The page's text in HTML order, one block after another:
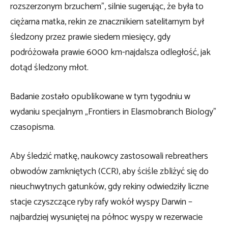
rozszerzonym brzuchem”, silnie sugerując, że była to
ciężarna matka, rekin ze znacznikiem satelitarnym był
śledzony przez prawie siedem miesięcy, gdy
podróżowała prawie 6000 km-najdalsza odległość, jak
dotąd śledzony młot.
Badanie zostało opublikowane w tym tygodniu w
wydaniu specjalnym „Frontiers in Elasmobranch Biology”
czasopisma.
Aby śledzić matkę, naukowcy zastosowali rebreathers
obwodów zamkniętych (CCR), aby ściśle zbliżyć się do
nieuchwytnych gatunków, gdy rekiny odwiedziły liczne
stacje czyszczące ryby rafy wokół wyspy Darwin –
najbardziej wysuniętej na północ wyspy w rezerwacie